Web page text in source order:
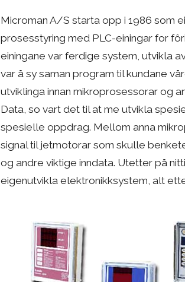
Microman A/S starta opp i 1986 som
prosesstyring med PLC-einingar for
einingane var ferdige system, utvikla
var å sy saman program til kundane
utviklinga innan mikroprosessorar og
Data, so vart det til at me utvikla
spesielle oppdrag. Mellom anna
signal til jetmotorar som skulle
og andre viktige inndata. Utetter på
eigenutvikla elektronikksystem, alt